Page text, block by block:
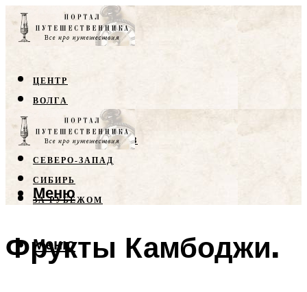
ЦЕНТР
ВОЛГА
КРЫМ
СЕВЕРНЫЙ КАВКАЗ
СЕВЕРО-ЗАПАД
СИБИРЬ
ЗА РУБЕЖОМ
Меню
Меню
Фрукты Камбоджи.